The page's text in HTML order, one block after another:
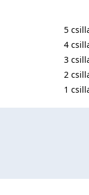
5
4
3
2
1